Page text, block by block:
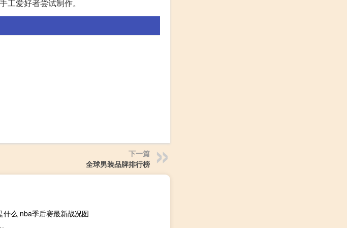
爱好者尝试制作。
下一篇
全球男装品牌排行榜
什么 nba季后赛最新战况图